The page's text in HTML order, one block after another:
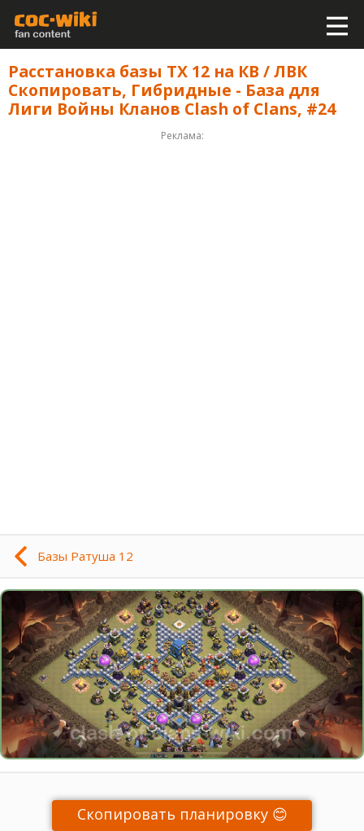
Расстановка базы ТХ 12 на КВ / ЛВК
Скопировать, Гибридные - База для
Лиги Войны Кланов Clash of Clans, #24
Реклама:
Базы Ратуша 12
Скопировать планировку 😊